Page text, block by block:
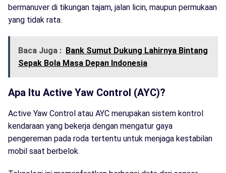
bermanuver di tikungan tajam, jalan licin, maupun permukaan
yang tidak rata.
Baca Juga : Bank Sumut Dukung Lahirnya Bintang
Sepak Bola Masa Depan Indonesia
Apa Itu Active Yaw Control (AYC)?
Active Yaw Control atau AYC merupakan sistem kontrol
kendaraan yang bekerja dengan mengatur gaya
pengereman pada roda tertentu untuk menjaga kestabilan
mobil saat berbelok.